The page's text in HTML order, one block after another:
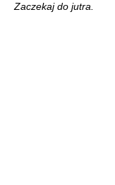
Zaczekaj do jutra.